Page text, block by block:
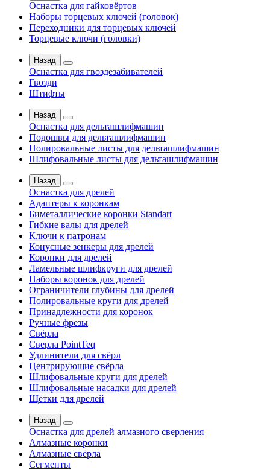
Оснастка для гайковёртов
Наборы торцевых ключей (головок)
Переходники для торцевых ключей
Торцевые ключи (головки)
Назад
Оснастка для гвоздезабивателей
Гвозди
Штифты
Назад
Оснастка для дельташлифмашин
Подошвы для дельташлифмашин
Полировальные листы для дельташлифмашин
Шлифовальные листы для дельташлифмашин
Назад
Оснастка для дрелей
Адаптеры к коронкам
Биметаллические коронки Standart
Гибкие валы для дрелей
Ключи к патронам
Конусные зенкеры для дрелей
Коронки для дрелей
Ламельные шлифкруги для дрелей
Наборы коронок для дрелей
Ограничители глубины для дрелей
Полировальные круги для дрелей
Принадлежности для коронок
Ручные фрезы
Свёрла
Сверла PointTeq
Удлинители для свёрл
Центрирующие свёрла
Шлифовальные круги для дрелей
Шлифовальные насадки для дрелей
Щётки для дрелей
Назад
Оснастка для дрелей алмазного сверления
Алмазные коронки
Алмазные свёрла
Сегменты